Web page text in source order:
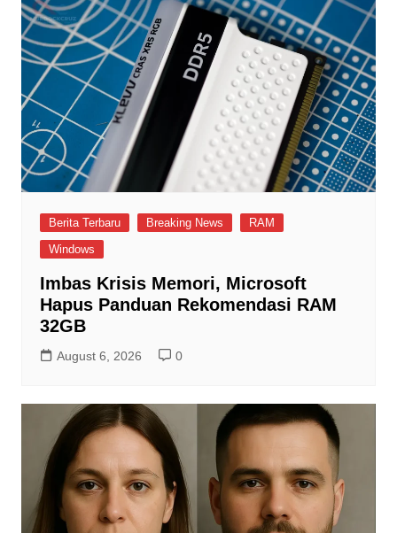
Berita Terbaru Breaking News
RAM
Windows
Imbas Krisis Memori, Microsoft
Hapus Panduan Rekomendasi RAM
32GB
August 6, 2026 0